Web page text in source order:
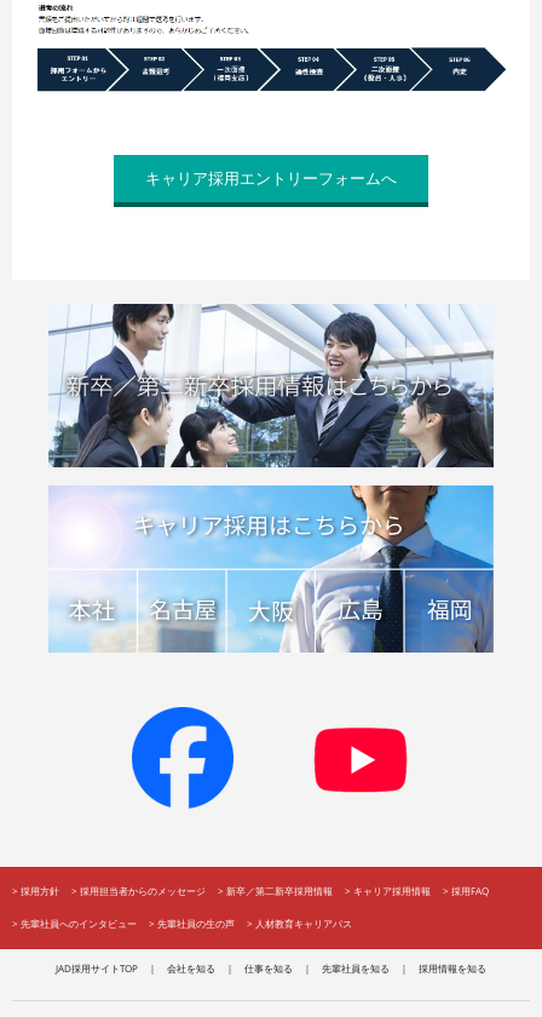
キャリア採用エントリーフォームへ
> 採用方針 > 採用担当者からのメッセージ > 新卒／第二新卒採用情報 > キャリア採用情報 > 採用FAQ
> 先輩社員へのインタビュー > 先輩社員の生の声 > 人材教育キャリアパス
JAD採用サイトTOP ｜ 会社を知る ｜ 仕事を知る ｜ 先輩社員を知る ｜ 採用情報を知る